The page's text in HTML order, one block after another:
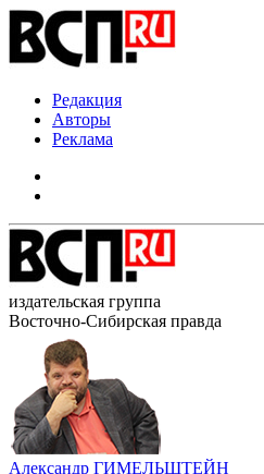
Редакция
Авторы
Реклама
издательская группа
Восточно-Сибирская правда
Александр ГИМЕЛЬШТЕЙН